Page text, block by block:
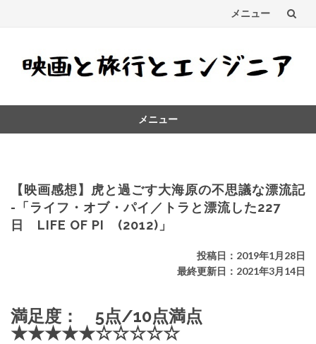
メニュー
キ
メニュー
【映画感想】虎と過ごす大海原の不思議な漂流記
-「ライフ・オブ・パイ／トラと漂流した227
日 LIFE OF PI (2012)」
投稿日：2019年1月28日
最終更新日：2021年3月14日
満足度： 5点/10点満点
★★★★★☆☆☆☆☆